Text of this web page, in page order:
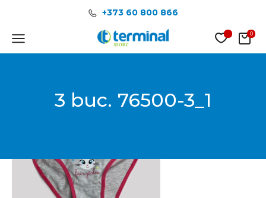
содержимому
+373 60 800 866
Main
Menu
3 buc. 76500-3_1